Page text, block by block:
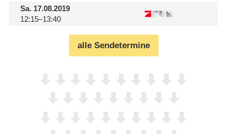
Sa.17.08.2019
12:15–13:40
alle Sendetermine